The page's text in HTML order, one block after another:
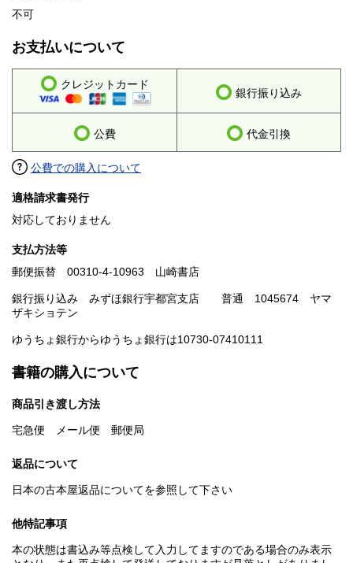
不可
お支払いについて
クレジットカード
銀行振り込み
公費 代金引換
公費での購入について
適格請求書発行
対応しておりません
支払方法等
郵便振替 00310-4-10963 山崎書店
銀行振り込み みずほ銀行宇都宮支店 普通 1045674 ヤマ
ザキショテン
ゆうちょ銀行からゆうちょ銀行は10730-07410111
書籍の購入について
商品引き渡し方法
宅急便 メール便 郵便局
返品について
日本の古本屋返品についてを参照して下さい
他特記事項
本の状態は書込み等点検して入力してますのである場合のみ表示